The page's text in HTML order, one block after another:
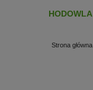
HODOWLA
Strona główna